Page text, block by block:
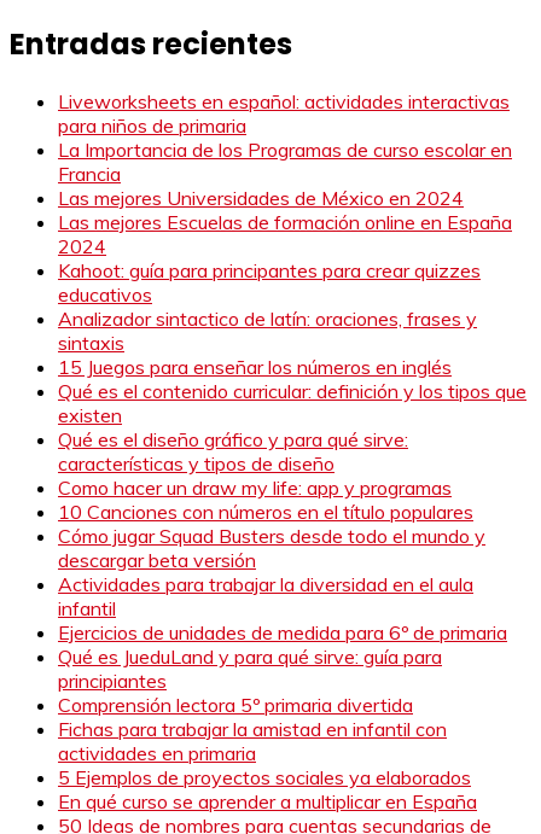
Entradas recientes
Liveworksheets en español: actividades interactivas
para niños de primaria
La Importancia de los Programas de curso escolar en
Francia
Las mejores Universidades de México en 2024
Las mejores Escuelas de formación online en España
2024
Kahoot: guía para principantes para crear quizzes
educativos
Analizador sintactico de latín: oraciones, frases y
sintaxis
15 Juegos para enseñar los números en inglés
Qué es el contenido curricular: definición y los tipos que
existen
Qué es el diseño gráfico y para qué sirve:
características y tipos de diseño
Como hacer un draw my life: app y programas
10 Canciones con números en el título populares
Cómo jugar Squad Busters desde todo el mundo y
descargar beta versión
Actividades para trabajar la diversidad en el aula
infantil
Ejercicios de unidades de medida para 6º de primaria
Qué es JueduLand y para qué sirve: guía para
principiantes
Comprensión lectora 5º primaria divertida
Fichas para trabajar la amistad en infantil con
actividades en primaria
5 Ejemplos de proyectos sociales ya elaborados
En qué curso se aprender a multiplicar en España
50 Ideas de nombres para cuentas secundarias de